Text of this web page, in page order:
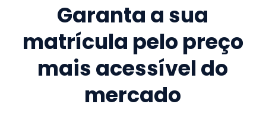
Garanta a sua
matrícula pelo preço
mais acessível do
mercado